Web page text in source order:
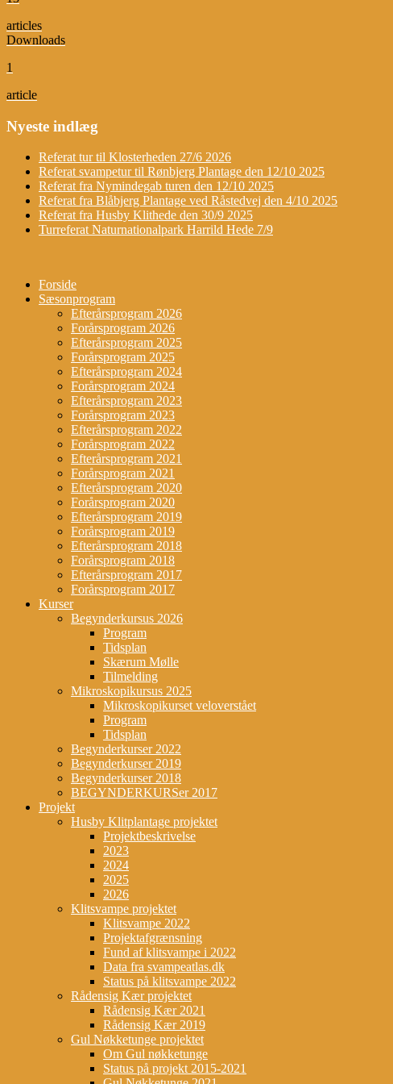
articles
Downloads
1
article
Nyeste indlæg
Referat tur til Klosterheden 27/6 2026
Referat svampetur til Rønbjerg Plantage den 12/10 2025
Referat fra Nymindegab turen den 12/10 2025
Referat fra Blåbjerg Plantage ved Råstedvej den 4/10 2025
Referat fra Husby Klithede den 30/9 2025
Turreferat Naturnationalpark Harrild Hede 7/9
Forside
Sæsonprogram
Efterårsprogram 2026
Forårsprogram 2026
Efterårsprogram 2025
Forårsprogram 2025
Efterårsprogram 2024
Forårsprogram 2024
Efterårsprogram 2023
Forårsprogram 2023
Efterårsprogram 2022
Forårsprogram 2022
Efterårsprogram 2021
Forårsprogram 2021
Efterårsprogram 2020
Forårsprogram 2020
Efterårsprogram 2019
Forårsprogram 2019
Efterårsprogram 2018
Forårsprogram 2018
Efterårsprogram 2017
Forårsprogram 2017
Kurser
Begynderkursus 2026
Program
Tidsplan
Skærum Mølle
Tilmelding
Mikroskopikursus 2025
Mikroskopikurset veloverstået
Program
Tidsplan
Begynderkurser 2022
Begynderkurser 2019
Begynderkurser 2018
BEGYNDERKURSer 2017
Projekt
Husby Klitplantage projektet
Projektbeskrivelse
2023
2024
2025
2026
Klitsvampe projektet
Klitsvampe 2022
Projektafgrænsning
Fund af klitsvampe i 2022
Data fra svampeatlas.dk
Status på klitsvampe 2022
Rådensig Kær projektet
Rådensig Kær 2021
Rådensig Kær 2019
Gul Nøkketunge projektet
Om Gul nøkketunge
Status på projekt 2015-2021